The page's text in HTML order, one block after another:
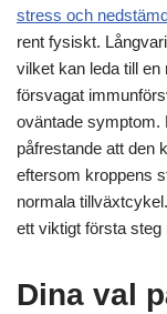
stress och
rent fysiskt.
vilket kan leda till en
försvagat
oväntade symptom.
påfrestande att den
eftersom kroppens
normala
ett viktigt första steg
Dina val